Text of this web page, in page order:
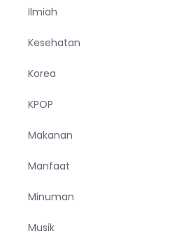
Ilmiah
Kesehatan
Korea
KPOP
Makanan
Manfaat
Minuman
Musik